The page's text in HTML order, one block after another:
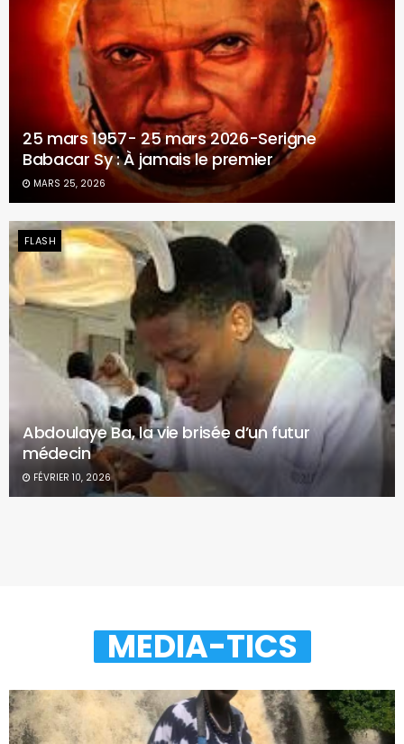
25 mars 1957- 25 mars 2026-Serigne
Babacar Sy : À jamais le premier
MARS 25, 2026
FLASH
Abdoulaye Ba, la vie brisée d’un futur
médecin
FÉVRIER 10, 2026
MEDIA-TICS